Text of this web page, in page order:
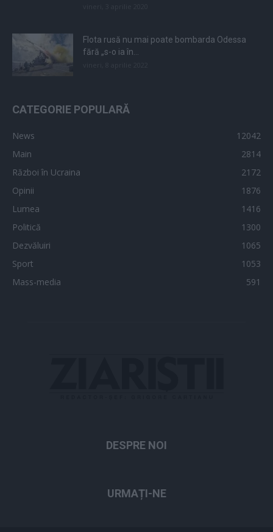
Flota rusă nu mai poate bombarda Odessa
fără „s-o ia în...
CATEGORIE POPULARĂ
News
12042
Main
2814
Război în Ucraina
2172
Opinii
1876
Lumea
1416
Politică
1300
Dezvăluiri
1065
Sport
1053
Mass-media
591
DESPRE NOI
URMAȚI-NE